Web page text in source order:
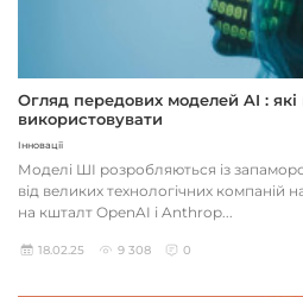
Огляд передових моделей AI : які
використовувати
Інновації
Моделі ШІ розробляються із
від великих технологічних компаній
на кшталт OpenAI і Anthrop...
18.02.25 9 308 0